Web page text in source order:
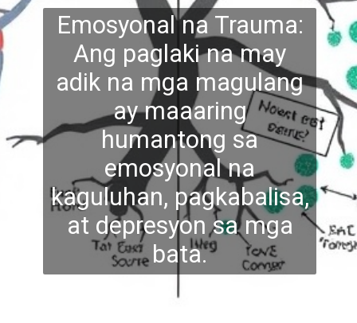
Emosyonal na Trauma:
Ang paglaki na may
adik na mga magulang
ay maaaring
humantong sa
emosyonal na
kaguluhan, pagkabalisa,
at depresyon sa mga
bata.